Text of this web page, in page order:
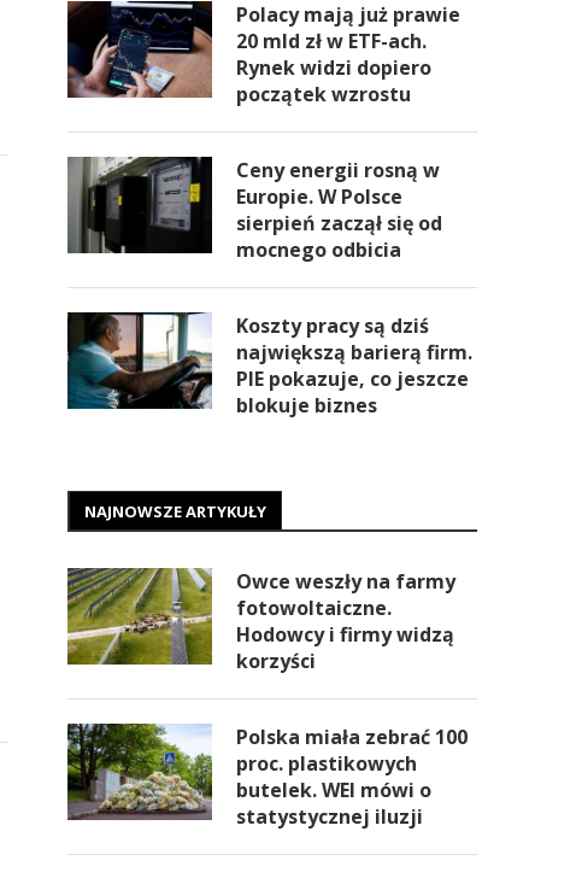
Polacy mają już prawie
20 mld zł w ETF-ach.
Rynek widzi dopiero
początek wzrostu
Ceny energii rosną w
Europie. W Polsce
sierpień zaczął się od
mocnego odbicia
Koszty pracy są dziś
największą barierą firm.
PIE pokazuje, co jeszcze
blokuje biznes
NAJNOWSZE ARTYKUŁY
Owce weszły na farmy
fotowoltaiczne.
Hodowcy i firmy widzą
korzyści
Polska miała zebrać 100
proc. plastikowych
butelek. WEI mówi o
statystycznej iluzji